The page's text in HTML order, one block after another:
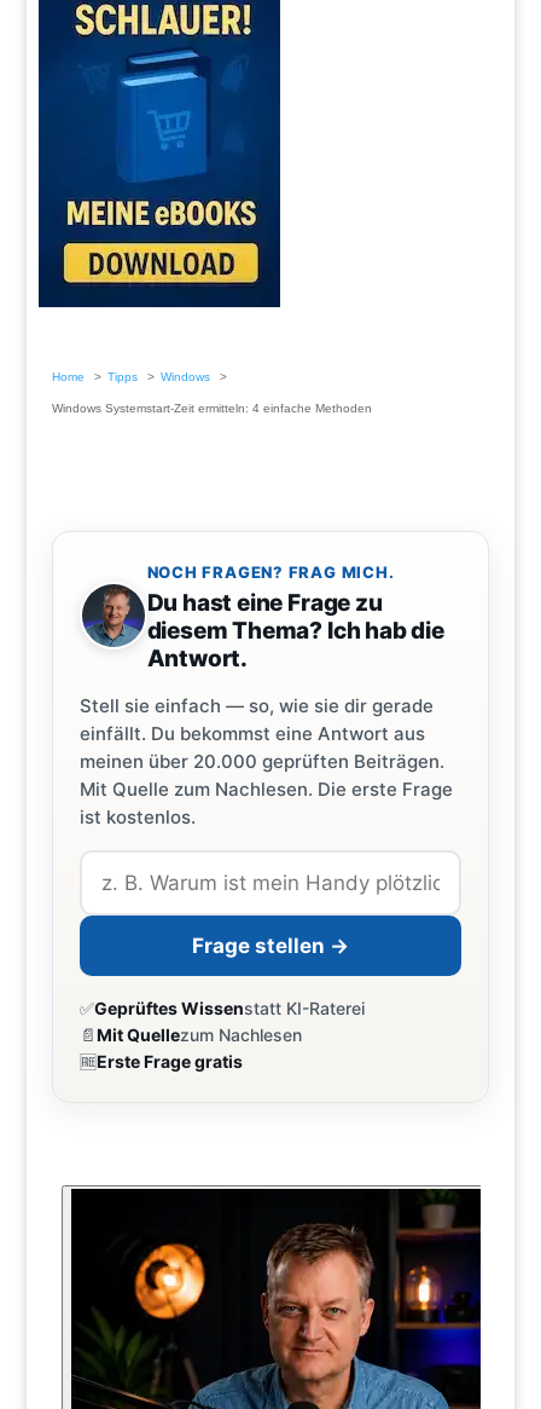
Home Tipps Windows
Windows Systemstart-Zeit ermitteln: 4 einfache Methoden
NOCH FRAGEN? FRAG MICH.
Du hast eine Frage zu
diesem Thema? Ich hab die
Antwort.
Stell sie einfach — so, wie sie dir gerade
einfällt. Du bekommst eine Antwort aus
meinen über 20.000 geprüften Beiträgen.
Mit Quelle zum Nachlesen. Die erste Frage
ist kostenlos.
Frage stellen →
✅Geprüftes Wissenstatt KI-Raterei
📄Mit Quellezum Nachlesen
🆓Erste Frage gratis